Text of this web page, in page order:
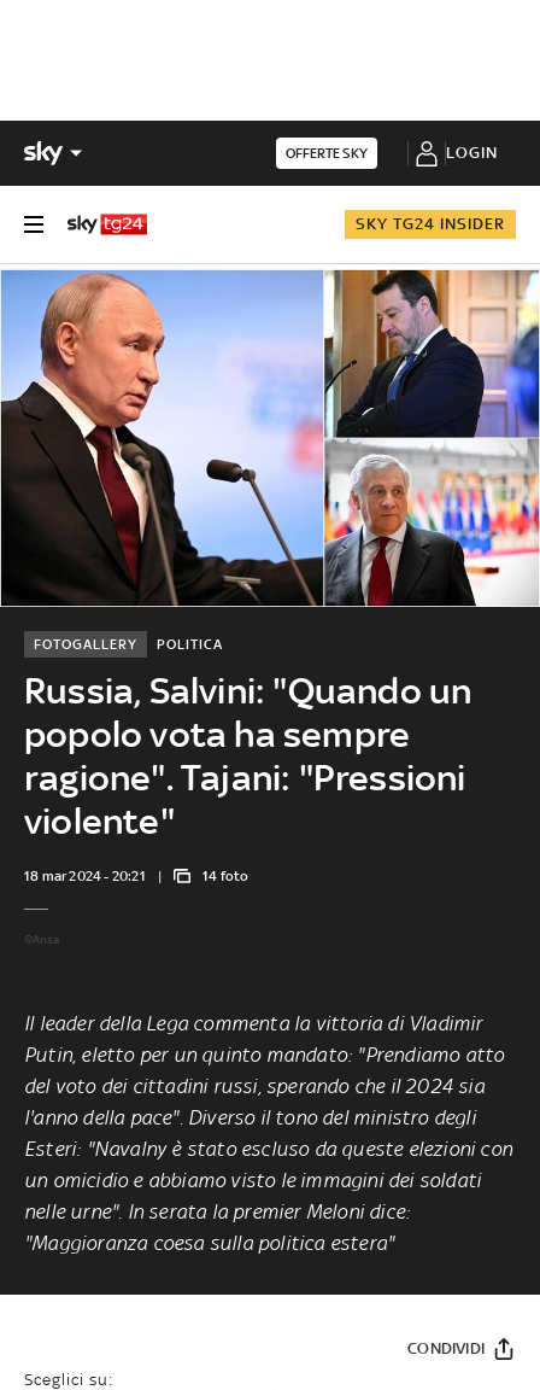
OFFERTE SKY LOGIN
SKY TG24 INSIDER
Russia, Salvini: "Quando un
popolo vota ha sempre
ragione". Tajani: "Pressioni
violente"
POLITICA
FOTOGALLERY
18 mar 2024 - 20:21 14 foto
©Ansa
Il leader della Lega commenta la vittoria di Vladimir
Putin, eletto per un quinto mandato: "Prendiamo atto
del voto dei cittadini russi, sperando che il 2024 sia
l'anno della pace". Diverso il tono del ministro degli
Esteri: "Navalny è stato escluso da queste elezioni con
un omicidio e abbiamo visto le immagini dei soldati
nelle urne". In serata la premier Meloni dice:
"Maggioranza coesa sulla politica estera"
Sceglici su:
CONDIVIDI